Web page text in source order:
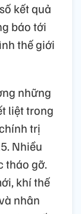
kết quả
báo tới
thế giới
những
liệt trong
trị
Nhiều
tháo gỡ.
khí thế
nhân